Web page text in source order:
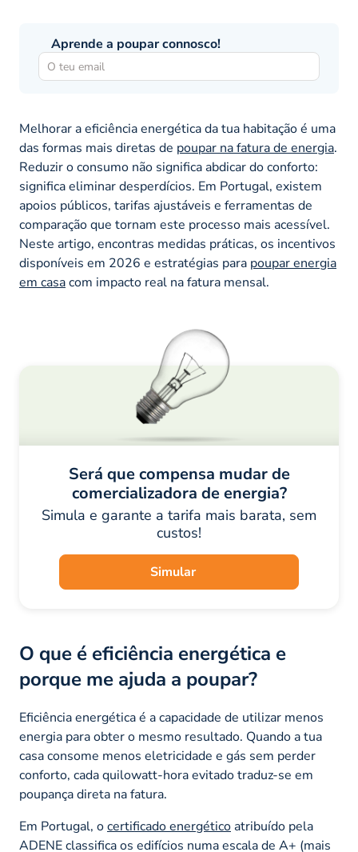
Aprende a poupar connosco!
Melhorar a eficiência energética da tua habitação é uma
das formas mais diretas de poupar na fatura de energia.
Reduzir o consumo não significa abdicar do conforto:
significa eliminar desperdícios. Em Portugal, existem
apoios públicos, tarifas ajustáveis e ferramentas de
comparação que tornam este processo mais acessível.
Neste artigo, encontras medidas práticas, os incentivos
disponíveis em 2026 e estratégias para poupar energia
em casacom impacto real na fatura mensal.
Será que compensa mudar de
comercializadora de energia?
Simula e garante a tarifa mais barata, sem
custos!
Simular
O que é eficiência energética e
porque me ajuda a poupar?
Eficiência energética é a capacidade de utilizar menos
energia para obter o mesmo resultado. Quando a tua
casa consome menos eletricidade e gás sem perder
conforto, cada quilowatt-hora evitado traduz-se em
poupança direta na fatura.
Em Portugal, ocertificado energético atribuído pela
ADENE classifica os edifícios numa escala de A+ (mais